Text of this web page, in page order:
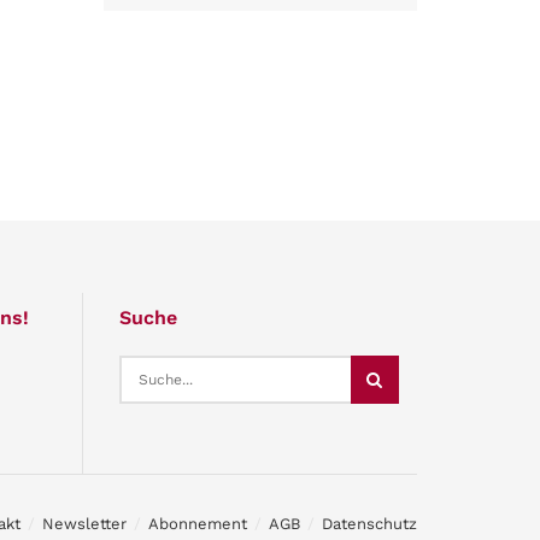
Suche
Newsletter Abonnement AGB Datenschutz